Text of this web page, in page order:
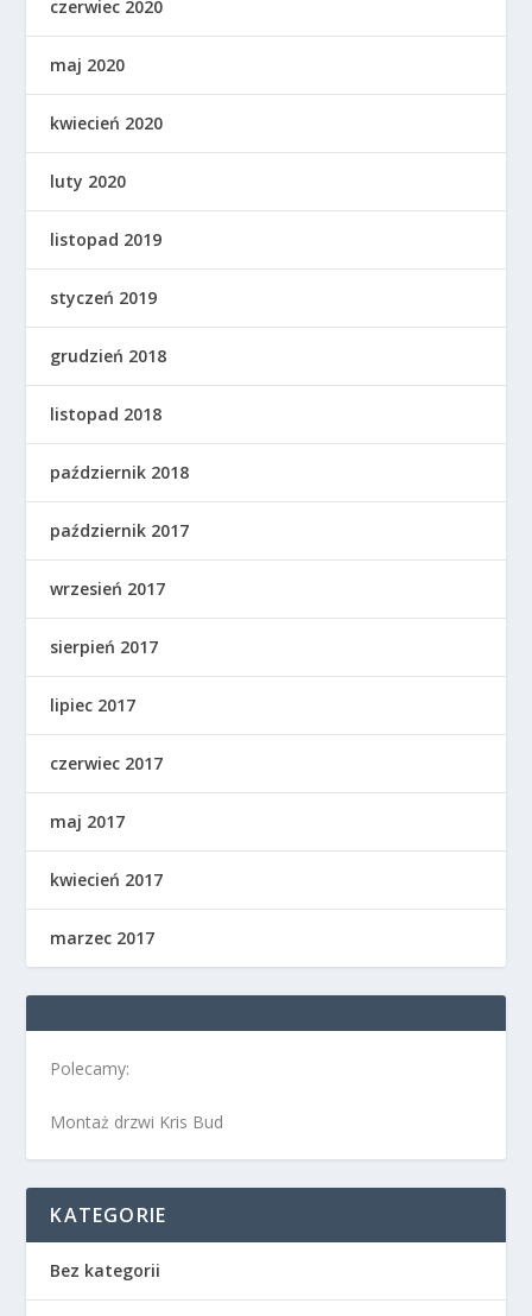
czerwiec 2020
maj 2020
kwiecień 2020
luty 2020
listopad 2019
styczeń 2019
grudzień 2018
listopad 2018
październik 2018
październik 2017
wrzesień 2017
sierpień 2017
lipiec 2017
czerwiec 2017
maj 2017
kwiecień 2017
marzec 2017
Polecamy:
Montaż drzwi Kris Bud
KATEGORIE
Bez kategorii